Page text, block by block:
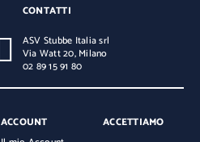
ACCOUNT
CONTATTI
ASV Stubbe Italia srl
Via Watt 20, Milano
02 89 15 91 80
ACCETTIAMO